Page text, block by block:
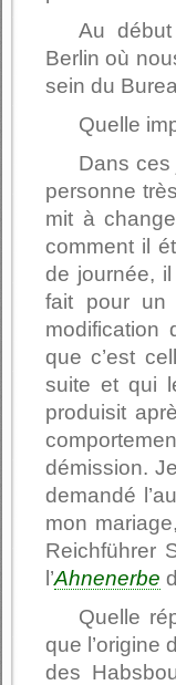
Au
Berlin où
sein du
Quelle
Dans ces
personne
mit à
comment il
de journée, il
fait pour un
modification
que c’est
suite et qui
produisit
démission.
demandé
mon
Reichführer
l’Ahnenerbe
Quelle
que l’origine
des